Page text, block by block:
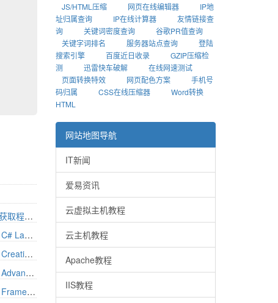
C#获取应该程序标题设置标题，获取程序双击窗口(待测试)
C# 8.0 in a Nutshell Chapter 2 - C# Language Basics
C# 8.0 in a Nutshell Chapter 3 - Creating Types in C#
C# 8.0 in a Nutshell Chapter 4 - Advanced C#
C# 8.0 in a Nutshell Chapter 6 - Framework Fundamentals
JS/HTML压缩
网页在线编辑器
IP地
址归属查询
IP在线计算器
友情链接查
询
关键词密度查询
谷歌PR值查询
关键字词排名
服务器站点查询
登陆
搜索引擎
百度近日收录
GZIP压缩检
测
迅雷快车破解
在线网速测试
页面转换特效
网页配色方案
手机号
码归属
CSS在线压缩器
Word转换
HTML
网站地图导航
IT新闻
爱易资讯
云虚拟主机教程
云主机教程
Apache教程
IIS教程